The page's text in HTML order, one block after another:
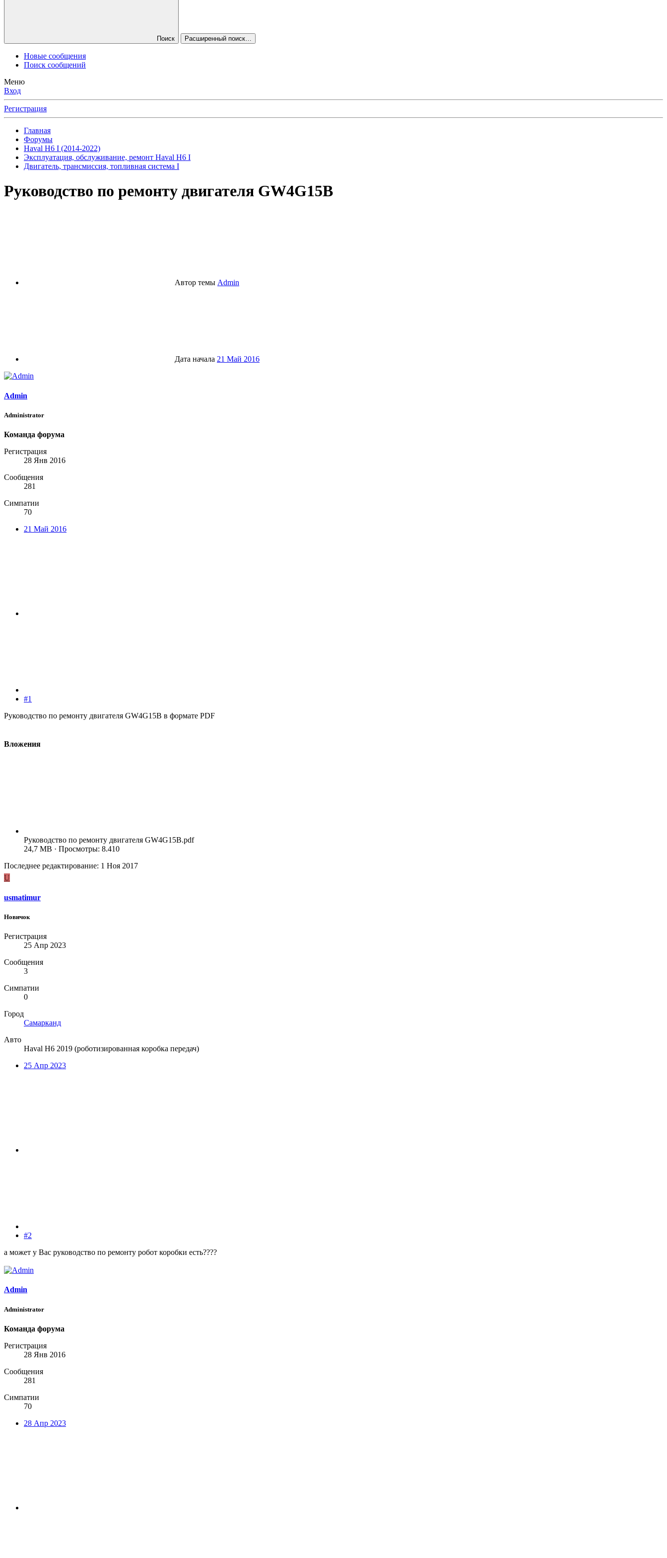
Поиск Расширенный поиск…
Новые сообщения
Поиск сообщений
Меню
Вход
Регистрация
Главная
Форумы
Haval H6 I (2014-2022)
Эксплуатация, обслуживание, ремонт Haval H6 I
Двигатель, трансмиссия, топливная система I
Руководство по ремонту двигателя GW4G15B
Автор темы Admin
Дата начала 21 Май 2016
Admin
Administrator
Команда форума
Регистрация
28 Янв 2016
Сообщения
281
Симпатии
70
21 Май 2016
#1
Руководство по ремонту двигателя GW4G15B в формате PDF
Вложения
Руководство по ремонту двигателя GW4G15B.pdf
24,7 MB · Просмотры: 8.410
Последнее редактирование: 1 Ноя 2017
U
usmatimur
Новичок
Регистрация
25 Апр 2023
Сообщения
3
Симпатии
0
Город
Самарканд
Авто
Haval H6 2019 (роботизированная коробка передач)
25 Апр 2023
#2
а может у Вас руководство по ремонту робот коробки есть????
Admin
Administrator
Команда форума
Регистрация
28 Янв 2016
Сообщения
281
Симпатии
70
28 Апр 2023